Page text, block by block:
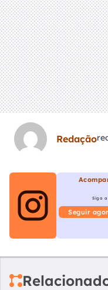
Redação
Siga a
Seguir